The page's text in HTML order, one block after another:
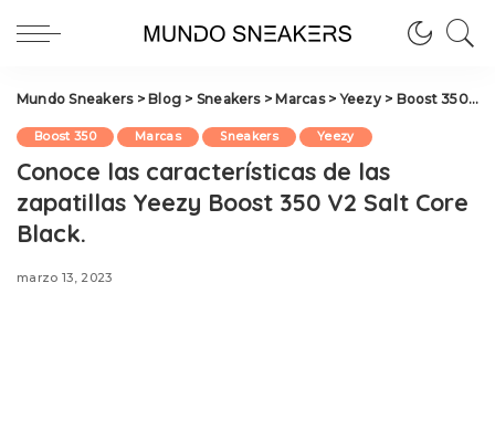
Mundo Sneakers> Blog > Sneakers> Marcas>Yeezy> Boost 350>
Boost 350 Marcas Sneakers Yeezy
Conoce las características de las
zapatillas Yeezy Boost 350 V2 Salt Core
Black.
marzo 13, 2023